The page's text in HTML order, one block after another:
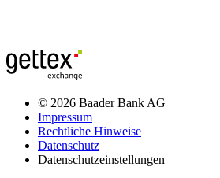
© 2026 Baader Bank AG
Impressum
Rechtliche Hinweise
Datenschutz
Datenschutzeinstellungen